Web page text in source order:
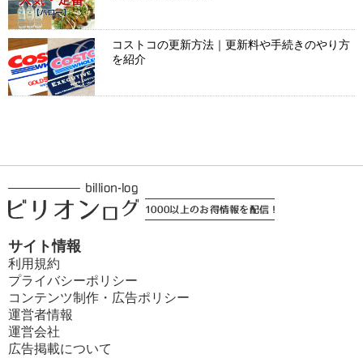
コストコの更新方法｜更新料や手続きのやり方
を紹介
サイト情報
利用規約
プライバシーポリシー
コンテンツ制作・広告ポリシー
運営者情報
運営会社
広告掲載について